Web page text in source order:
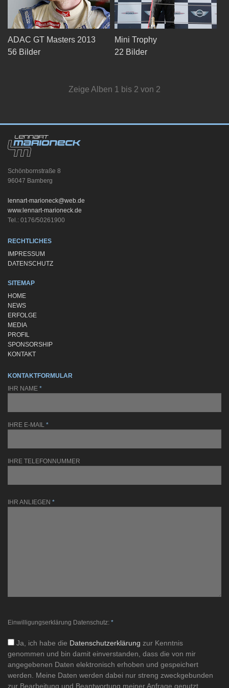
ADAC GT Masters 2013
56 Bilder
Mini Trophy
22 Bilder
Zeige Alben 1 bis 2 von 2
Schönbornstraße 8
96047 Bamberg
lennart-marioneck@web.de
www.lennart-marioneck.de
Tel.: 0176/50261900
RECHTLICHES
IMPRESSUM
DATENSCHUTZ
SITEMAP
HOME
NEWS
ERFOLGE
MEDIA
PROFIL
SPONSORSHIP
KONTAKT
KONTAKTFORMULAR
IHR NAME *
IHRE E-MAIL *
IHRE TELEFONNUMMER
IHR ANLIEGEN *
Einwilligungserklärung Datenschutz: *
Ja, ich habe die Datenschutzerklärung zur Kenntnis
genommen und bin damit einverstanden, dass die von mir
angegebenen Daten elektronisch erhoben und gespeichert
werden. Meine Daten werden dabei nur streng zweckgebunden
zur Bearbeitung und Beantwortung meiner Anfrage genutzt.